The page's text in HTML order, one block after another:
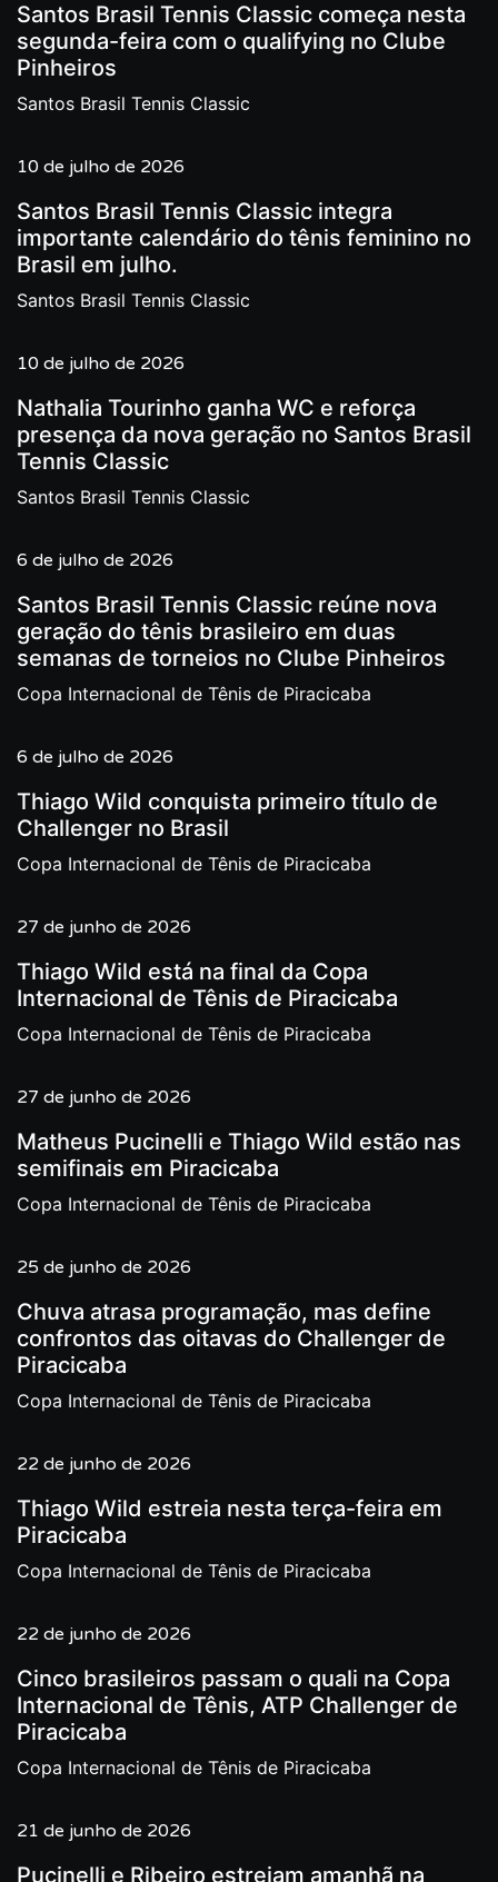
Santos Brasil Tennis Classic começa nesta
segunda-feira com o qualifying no Clube
Pinheiros
Santos Brasil Tennis Classic
10 de julho de 2026
Santos Brasil Tennis Classic integra
importante calendário do tênis feminino no
Brasil em julho.
Santos Brasil Tennis Classic
10 de julho de 2026
Nathalia Tourinho ganha WC e reforça
presença da nova geração no Santos Brasil
Tennis Classic
Santos Brasil Tennis Classic
6 de julho de 2026
Santos Brasil Tennis Classic reúne nova
geração do tênis brasileiro em duas
semanas de torneios no Clube Pinheiros
Copa Internacional de Tênis de Piracicaba
6 de julho de 2026
Thiago Wild conquista primeiro título de
Challenger no Brasil
Copa Internacional de Tênis de Piracicaba
27 de junho de 2026
Thiago Wild está na final da Copa
Internacional de Tênis de Piracicaba
Copa Internacional de Tênis de Piracicaba
27 de junho de 2026
Matheus Pucinelli e Thiago Wild estão nas
semifinais em Piracicaba
Copa Internacional de Tênis de Piracicaba
25 de junho de 2026
Chuva atrasa programação, mas define
confrontos das oitavas do Challenger de
Piracicaba
Copa Internacional de Tênis de Piracicaba
22 de junho de 2026
Thiago Wild estreia nesta terça-feira em
Piracicaba
Copa Internacional de Tênis de Piracicaba
22 de junho de 2026
Cinco brasileiros passam o quali na Copa
Internacional de Tênis, ATP Challenger de
Piracicaba
Copa Internacional de Tênis de Piracicaba
21 de junho de 2026
Pucinelli e Ribeiro estreiam amanhã na